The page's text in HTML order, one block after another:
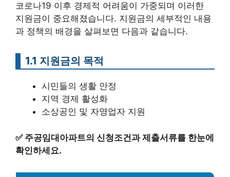
코로나19 이후 경제적 어려움이 가중되며 이러한
지원금이 중요해졌습니다. 지원금의 세부적인 내용
과 정책의 배경을 살펴보면 다음과 같습니다.
1.1 지원금의 목적
시민들의 생활 안정
지역 경제 활성화
소상공인 및 자영업자 지원
✅ 주공임대아파트의 신청조건과 제출서류를 한눈에
확인하세요.